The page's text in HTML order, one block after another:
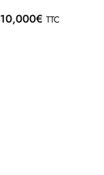
10,000€ TTC